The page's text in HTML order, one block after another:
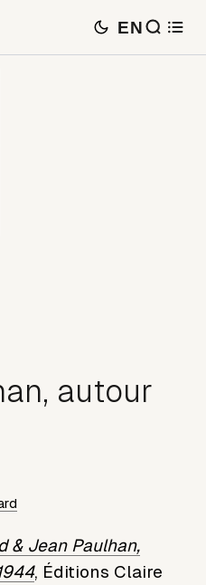
EN
autour
& Jean Paulhan,
, Éditions Claire